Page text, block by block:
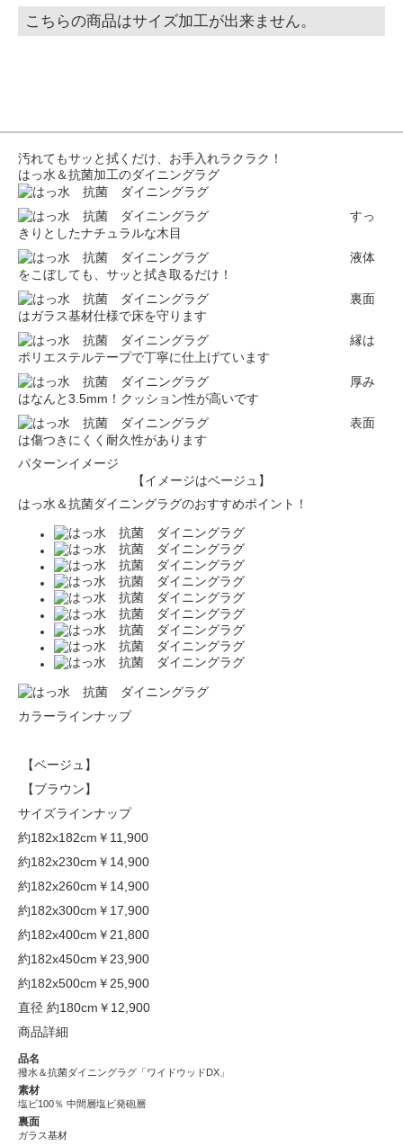
こちらの商品はサイズ加工が出来ません。
汚れてもサッと拭くだけ、お手入れラクラク！
はっ水＆抗菌加工のダイニングラグ
すっ
きりとしたナチュラルな木目
液体
をこぼしても、サッと拭き取るだけ！
裏面
はガラス基材仕様で床を守ります
縁は
ポリエステルテープで丁寧に仕上げています
厚み
はなんと3.5mm！クッション性が高いです
表面
は傷つきにくく耐久性があります
パターンイメージ
【イメージはベージュ】
はっ水＆抗菌ダイニングラグのおすすめポイント！
カラーラインナップ
【ベージュ】
【ブラウン】
サイズラインナップ
約182x182cm ￥11,900
約182x230cm ￥14,900
約182x260cm ￥14,900
約182x300cm ￥17,900
約182x400cm ￥21,800
約182x450cm ￥23,900
約182x500cm ￥25,900
直径 約180cm ￥12,900
商品詳細
品名
撥水＆抗菌ダイニングラグ「ワイドウッドDX」
素材
塩ビ100％ 中間層塩ビ発砲層
裏面
ガラス基材